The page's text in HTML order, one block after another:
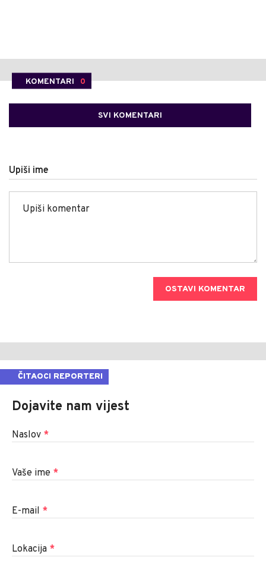
KOMENTARI 0
SVI KOMENTARI
Upiši ime
OSTAVI KOMENTAR
ČITAOCI REPORTERI
Dojavite nam vijest
Naslov *
Vaše ime *
E-mail *
Lokacija *